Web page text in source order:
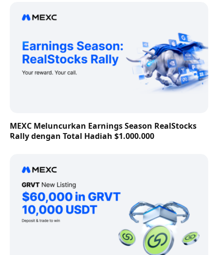
MEXC Meluncurkan Earnings Season RealStocks
Rally dengan Total Hadiah $1.000.000